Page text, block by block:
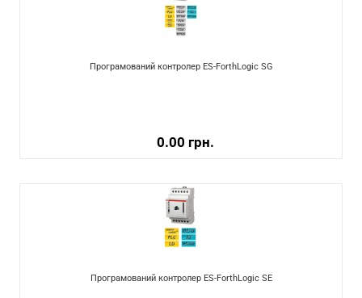
Програмований контролер ES-ForthLogic SG
0.00 грн.
Програмований контролер ES-ForthLogic SE